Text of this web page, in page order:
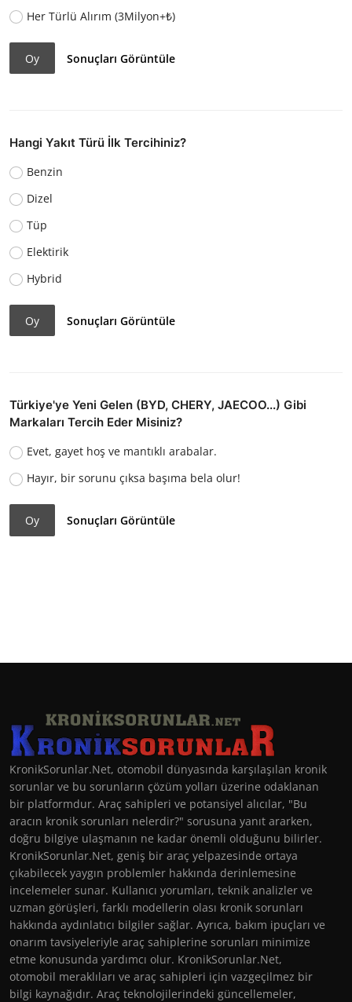
Her Türlü Alırım (3Milyon+₺)
Oy Sonuçları Görüntüle
Hangi Yakıt Türü İlk Tercihiniz?
Benzin
Dizel
Tüp
Elektirik
Hybrid
Oy Sonuçları Görüntüle
Türkiye'ye Yeni Gelen (BYD, CHERY, JAECOO...) Gibi
Markaları Tercih Eder Misiniz?
Evet, gayet hoş ve mantıklı arabalar.
Hayır, bir sorunu çıksa başıma bela olur!
Oy Sonuçları Görüntüle
KronikSorunlar.Net, otomobil dünyasında karşılaşılan kronik
sorunlar ve bu sorunların çözüm yolları üzerine odaklanan
bir platformdur. Araç sahipleri ve potansiyel alıcılar, "Bu
aracın kronik sorunları nelerdir?" sorusuna yanıt ararken,
doğru bilgiye ulaşmanın ne kadar önemli olduğunu bilirler.
KronikSorunlar.Net, geniş bir araç yelpazesinde ortaya
çıkabilecek yaygın problemler hakkında derinlemesine
incelemeler sunar. Kullanıcı yorumları, teknik analizler ve
uzman görüşleri, farklı modellerin olası kronik sorunları
hakkında aydınlatıcı bilgiler sağlar. Ayrıca, bakım ipuçları ve
onarım tavsiyeleriyle araç sahiplerine sorunları minimize
etme konusunda yardımcı olur. KronikSorunlar.Net,
otomobil meraklıları ve araç sahipleri için vazgeçilmez bir
bilgi kaynağıdır. Araç teknolojilerindeki güncellemeler,